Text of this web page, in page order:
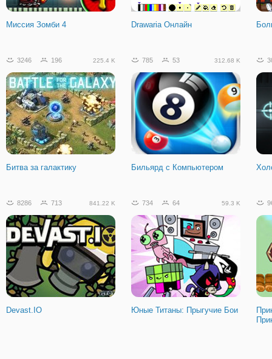
Автомобиль Против Зомби
Старв. io
Миссия Зомби 4 Drawaria Онлайн
3246 196 225.4 K
Битва за галактику
785 53 312.68 K
Бильярд с Компьютером
8286 713 841.22 K
Devast.IO
734 64 59.3 K
Юные Титаны: Прыгучие Бои